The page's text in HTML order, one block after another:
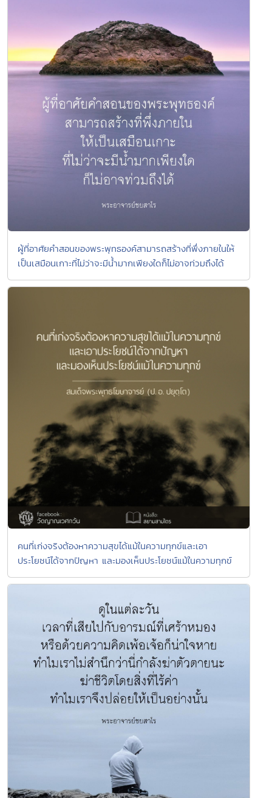
ผู้ที่อาศัยคำสอนของพระพุทธองค์สามารถสร้างที่พึ่งภายในให้
เป็นเสมือนเกาะที่ไม่ว่าจะมีน้ำมากเพียงใดก็ไม่อาจท่วมถึงได้
คนที่เก่งจริงต้องหาความสุขได้แม้ในความทุกข์และเอา
ประโยชน์ได้จากปัญหา และมองเห็นประโยชน์แม้ในความทุกข์